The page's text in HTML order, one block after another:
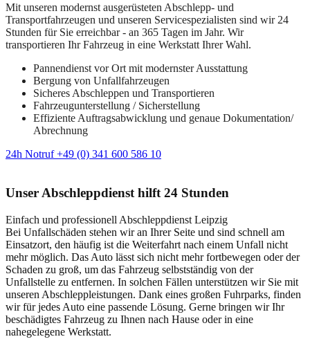
Mit unseren modernst ausgerüsteten Abschlepp- und
Transportfahrzeugen und unseren Servicespezialisten sind wir 24
Stunden für Sie erreichbar - an 365 Tagen im Jahr. Wir
transportieren Ihr Fahrzeug in eine Werkstatt Ihrer Wahl.
Pannendienst vor Ort mit modernster Ausstattung
Bergung von Unfallfahrzeugen
Sicheres Abschleppen und Transportieren
Fahrzeugunterstellung / Sicherstellung
Effiziente Auftragsabwicklung und genaue Dokumentation/
Abrechnung
24h Notruf +49 (0) 341 600 586 10
Unser Abschleppdienst hilft 24 Stunden
Einfach und professionell Abschleppdienst Leipzig
Bei Unfallschäden stehen wir an Ihrer Seite und sind schnell am
Einsatzort, den häufig ist die Weiterfahrt nach einem Unfall nicht
mehr möglich. Das Auto lässt sich nicht mehr fortbewegen oder der
Schaden zu groß, um das Fahrzeug selbstständig von der
Unfallstelle zu entfernen. In solchen Fällen unterstützen wir Sie mit
unseren Abschleppleistungen. Dank eines großen Fuhrparks, finden
wir für jedes Auto eine passende Lösung. Gerne bringen wir Ihr
beschädigtes Fahrzeug zu Ihnen nach Hause oder in eine
nahegelegene Werkstatt.